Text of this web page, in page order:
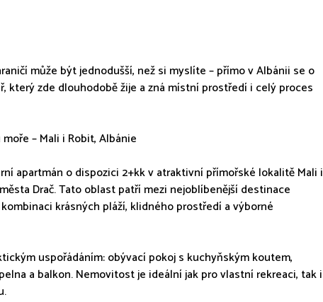
může být jednodušší, než si myslíte – přímo v Albánii se o
který zde dlouhodobě žije a zná místní prostředí i celý proces
– Mali i Robit, Albánie
apartmán o dispozici 2+kk v atraktivní přímořské lokalitě Mali i
Drač. Tato oblast patří mezi nejoblíbenější destinace
krásných pláží, klidného prostředí a výborné
uspořádáním: obývací pokoj s kuchyňským koutem,
a balkon. Nemovitost je ideální jak pro vlastní rekreaci, tak i